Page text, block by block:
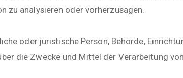
zu analysieren oder vorherzusagen.
oder juristische Person, Behörde,
die Zwecke und Mittel der Verarbeitung